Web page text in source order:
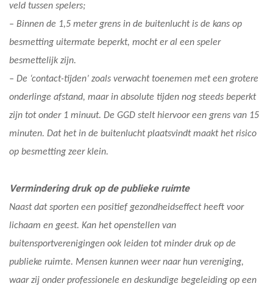
veld tussen spelers;
– Binnen de 1,5 meter grens in de buitenlucht is de kans op
besmetting uitermate beperkt, mocht er al een speler
besmettelijk zijn.
– De ‘contact-tijden’ zoals verwacht toenemen met een grotere
onderlinge afstand, maar in absolute tijden nog steeds beperkt
zijn tot onder 1 minuut. De GGD stelt hiervoor een grens van 15
minuten. Dat het in de buitenlucht plaatsvindt maakt het risico
op besmetting zeer klein.
Vermindering druk op de publieke ruimte
Naast dat sporten een positief gezondheidseffect heeft voor
lichaam en geest. Kan het openstellen van
buitensportverenigingen ook leiden tot minder druk op de
publieke ruimte. Mensen kunnen weer naar hun vereniging,
waar zij onder professionele en deskundige begeleiding op een